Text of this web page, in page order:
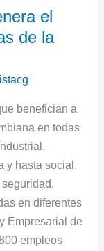
el
de la
benefician a
en todas
y hasta social,
en diferentes
Empresarial de
empleos